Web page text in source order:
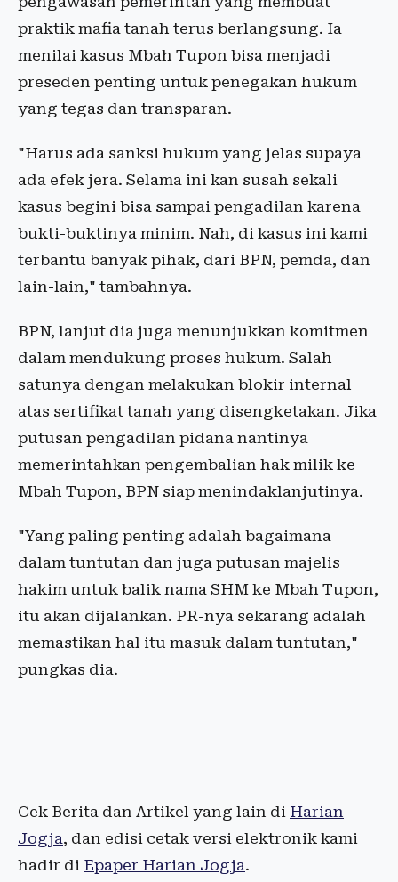
praktik mafia tanah terus berlangsung. Ia
menilai kasus Mbah Tupon bisa menjadi
preseden penting untuk penegakan hukum
yang tegas dan transparan.
"Harus ada sanksi hukum yang jelas supaya
ada efek jera. Selama ini kan susah sekali
kasus begini bisa sampai pengadilan karena
bukti-buktinya minim. Nah, di kasus ini kami
terbantu banyak pihak, dari BPN, pemda, dan
lain-lain," tambahnya.
BPN, lanjut dia juga menunjukkan komitmen
dalam mendukung proses hukum. Salah
satunya dengan melakukan blokir internal
atas sertifikat tanah yang disengketakan. Jika
putusan pengadilan pidana nantinya
memerintahkan pengembalian hak milik ke
Mbah Tupon, BPN siap menindaklanjutinya.
"Yang paling penting adalah bagaimana
dalam tuntutan dan juga putusan majelis
hakim untuk balik nama SHM ke Mbah Tupon,
itu akan dijalankan. PR-nya sekarang adalah
memastikan hal itu masuk dalam tuntutan,"
pungkas dia.
Cek Berita dan Artikel yang lain di Harian
Jogja, dan edisi cetak versi elektronik kami
hadir di Epaper Harian Jogja.